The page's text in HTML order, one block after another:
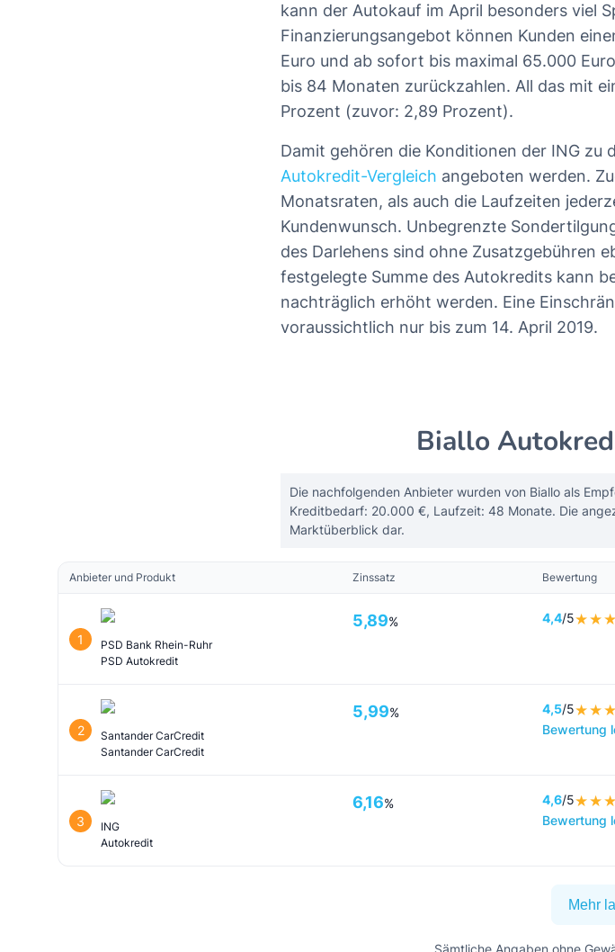
kann der Autokauf im April besonders viel
Finanzierungsangebot können Kunden
Euro und ab sofort bis maximal 65.000
bis 84 Monaten zurückzahlen. All das mit
Prozent (zuvor: 2,89 Prozent).
Damit gehören die Konditionen der ING zu
Autokredit-Vergleich angeboten werden.
Monatsraten, als auch die Laufzeiten
Kundenwunsch. Unbegrenzte
des Darlehens sind ohne Zusatzgebühren
festgelegte Summe des Autokredits kann
nachträglich erhöht werden. Eine
voraussichtlich nur bis zum 14. April 2019.
Biallo
Die nachfolgenden Anbieter wurden von Biallo als
Kreditbedarf: 20.000 €, Laufzeit: 48 Monate. Die
Marktüberblick dar.
Anbieter und Produkt Zinssatz Bewertung
1
PSD Bank Rhein-Ruhr
PSD Autokredit
5,89% 4,4/5
2
Santander CarCredit
Santander CarCredit
5,99% 4,5/5
Bewertung
3
ING
Autokredit
6,16% 4,6/5
Bewertung
Mehr
Sämtliche Angaben ohne